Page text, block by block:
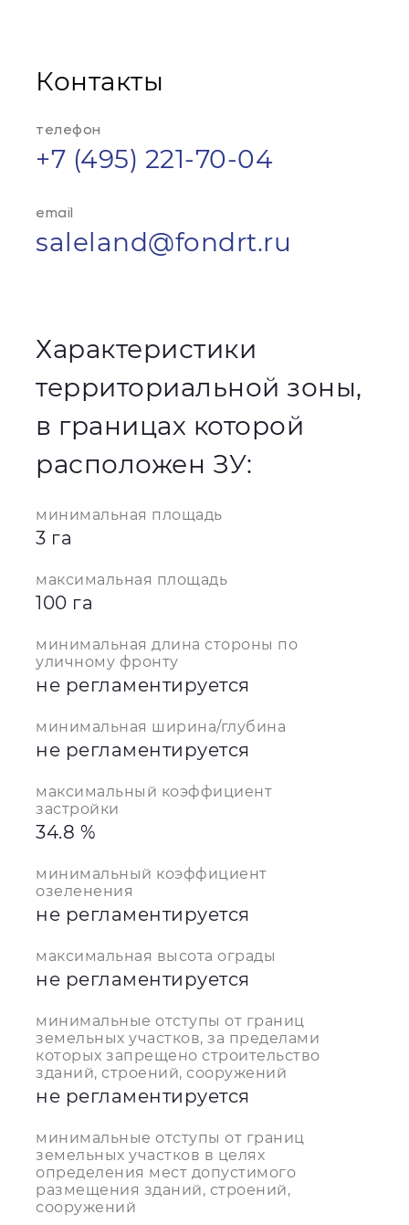
Контакты
телефон
+7 (495) 221-70-04
email
saleland@fondrt.ru
Характеристики
территориальной зоны,
в границах которой
расположен ЗУ:
минимальная площадь
3 га
максимальная площадь
100 га
минимальная длина стороны по
уличному фронту
не регламентируется
минимальная ширина/глубина
не регламентируется
максимальный коэффициент
застройки
34.8 %
минимальный коэффициент
озеленения
не регламентируется
максимальная высота ограды
не регламентируется
минимальные отступы от границ
земельных участков, за пределами
которых запрещено строительство
зданий, строений, сооружений
не регламентируется
минимальные отступы от границ
земельных участков в целях
определения мест допустимого
размещения зданий, строений,
сооружений